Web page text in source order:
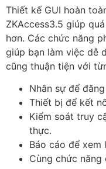
Thiết kế GUI hoàn
ZKAccess3.5 giúp
hơn. Các chức năng
giúp bạn làm việc dễ
cũng thuận tiện với
Nhân sự để
Thiết bị để kết
Kiểm soát truy
thực.
Báo cáo để xem
Cùng chức năng